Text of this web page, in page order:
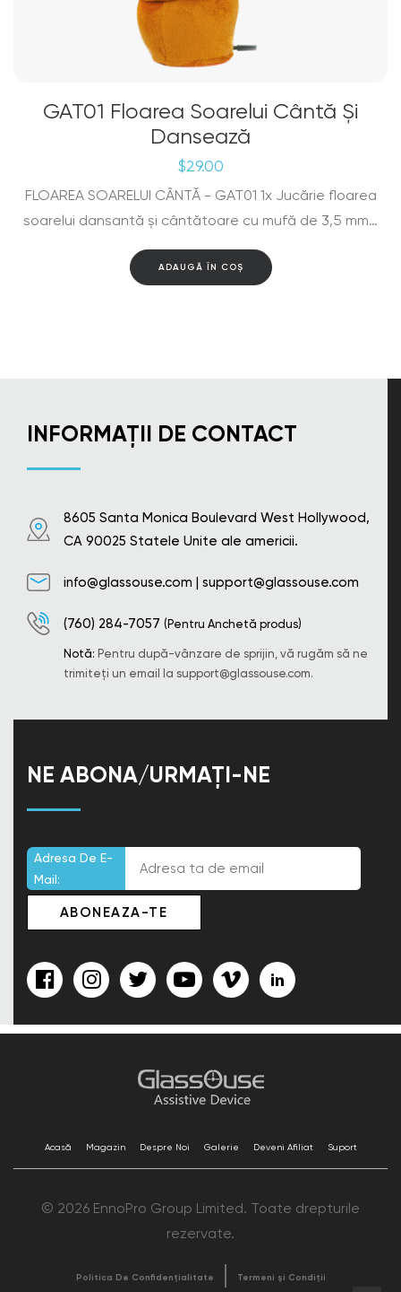
GAT01 Floarea Soarelui Cântă Și
Dansează
$29.00
FLOAREA SOARELUI CÂNTĂ - GAT01 1x Jucărie floarea
soarelui dansantă și cântătoare cu mufă de 3,5 mm…
ADAUGĂ ÎN COȘ
INFORMAȚII DE CONTACT
8605 Santa Monica Boulevard West Hollywood,
CA 90025 Statele Unite ale americii.
info@glassouse.com | support@glassouse.com
(760) 284-7057 (Pentru Anchetă produs)
Notă: Pentru după-vânzare de sprijin, vă rugăm să ne
trimiteți un email la support@glassouse.com.
NE ABONA/URMAȚI-NE
Adresa De E-
Mail:
Acasă Magazin Despre Noi Galerie Deveni Afiliat Suport
© 2026 EnnoPro Group Limited. Toate drepturile
rezervate.
Politica De Confidențialitate Termeni și Condiții